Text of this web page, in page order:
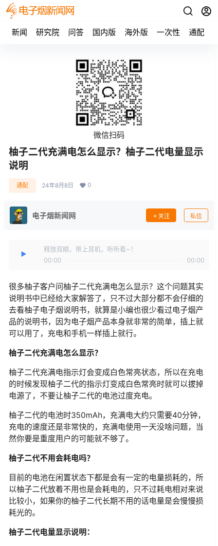
新闻 研究院 问答 国内版 海外版 一次性 通配
微信扫码
柚子二代充满电怎么显示？柚子二代电量显示
说明
通配 24年8月8日 0
电子烟新闻网 关注 私信
释放双眼，带上耳机，听听看~！
00:00
00:00
很多柚子客户问柚子二代充满电怎么显示？这个问题其实
说明书中已经给大家解答了，只不过大部分都不会仔细的
去看柚子电子烟说明书，就算是小编也很少看过电子烟产
品的说明书，因为电子烟产品本身就非常的简单，插上就
可以用了，充电和手机一样插上就行。
柚子二代充满电怎么显示？
柚子二代充满电指示灯会变成白色常亮状态，所以在充电
的时候发现柚子二代的指示灯变成白色常亮时就可以拔掉
电源了，不要让柚子二代的电池过度充电。
柚子二代的电池时350mAh，充满电大约只需要40分钟，
充电的速度还是非常快的，充满电使用一天没啥问题，当
然你要是重度用户的可能就不够了。
柚子二代不用会耗电吗？
目前的电池在闲置状态下都是会有一定的电量损耗的，所
以柚子二代放着不用也是会耗电的，只不过耗电相对来说
比较小，如果你的柚子二代长期不用的话电量是会慢慢损
耗光的。
柚子二代电量显示说明：